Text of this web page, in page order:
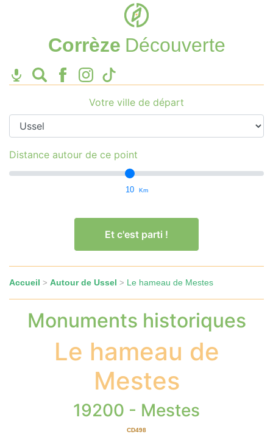
Corrèze Découverte
Votre ville de départ
Distance autour de ce point
10 Km
Et c'est parti !
Accueil > Autour de Ussel > Le hameau de Mestes
Monuments historiques
Le hameau de
Mestes
19200 - Mestes
CD498